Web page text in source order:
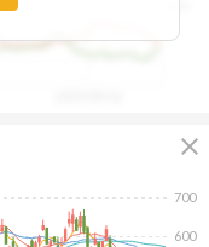
close
600
700